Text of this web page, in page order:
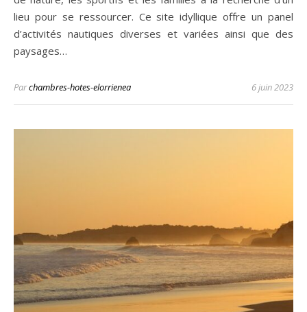
lieu pour se ressourcer. Ce site idyllique offre un panel
d’activités nautiques diverses et variées ainsi que des
paysages…
Parchambres-hotes-elorrienea 6 juin 2023